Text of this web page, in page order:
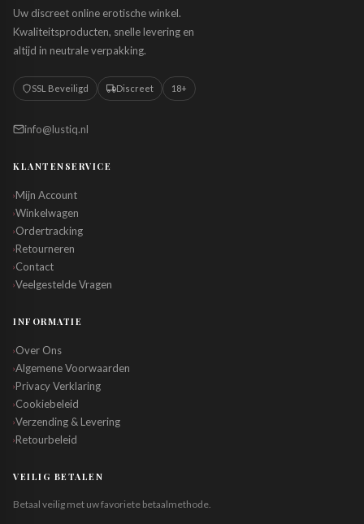
Uw discreet online erotische winkel.
Kwaliteitsproducten, snelle levering en
altijd in neutrale verpakking.
SSL Beveiligd Discreet 18+
info@lustiq.nl
KLANTENSERVICE
›Mijn Account
›Winkelwagen
›Ordertracking
›Retourneren
›Contact
›Veelgestelde Vragen
INFORMATIE
›Over Ons
›Algemene Voorwaarden
›Privacy Verklaring
›Cookiebeleid
›Verzending & Levering
›Retourbeleid
VEILIG BETALEN
Betaal veilig met uw favoriete betaalmethode.